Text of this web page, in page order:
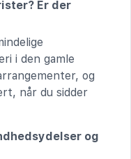
Er der
i den gamle
og
når du sidder
og